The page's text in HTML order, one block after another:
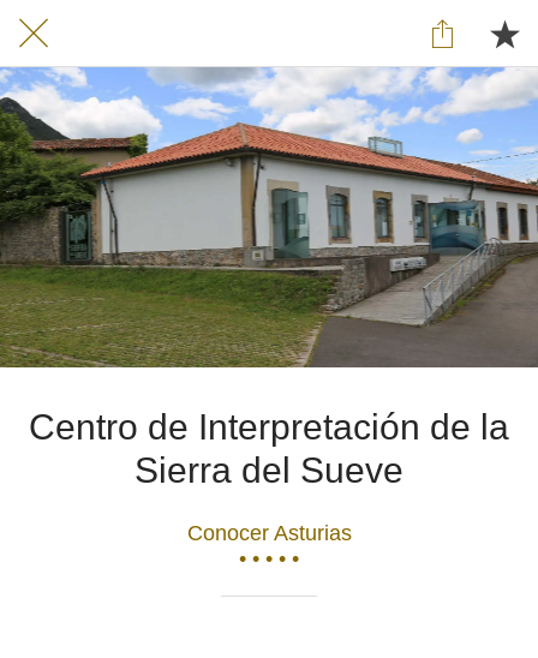
Centro de Interpretación de la
Sierra del Sueve
Conocer Asturias
• • • • •